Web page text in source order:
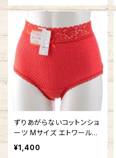
ずりあがらないコットンショ
ーツ Mサイズ エトワール84
1 赤 ウエストレース フルバ
ック 赤パン 鹿の子編み 赤
¥1,400